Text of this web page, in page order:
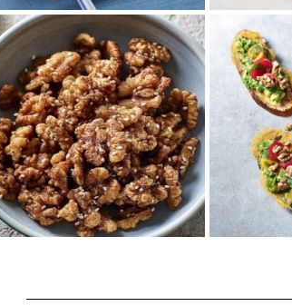
くるみといわし蒲焼缶
で照り焼き厚揚げピッ
ツァ
缶詰と厚揚げを使った簡単お手
軽レシピ。くるみの香ばしさと
食感でしっかり満足感。味付け
缶を使えば調味料...
抹茶バ
クリーミ
抹茶の組
フレーバ
養を手軽
シカン